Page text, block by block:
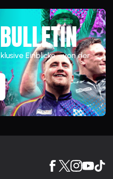
Einblicke - von der